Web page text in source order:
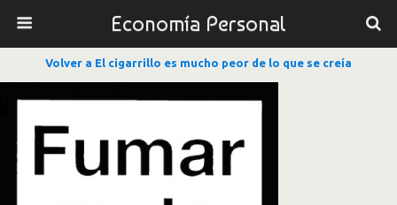
Economía Personal
Volver a El cigarrillo es mucho peor de lo que se creía